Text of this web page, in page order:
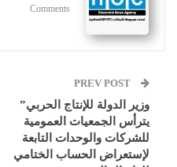
Comments
وزير الدولة للإنتاج الحربي”
يترأس الجمعيات العمومية
للشركات والوحدات التابعة
لإستعراض الحساب الختامي